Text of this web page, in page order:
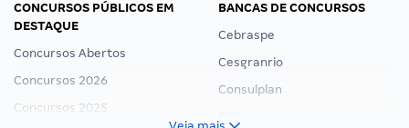
CONCURSOS PÚBLICOS EM
DESTAQUE
Concursos Abertos
Concursos 2026
Concursos 2025
BANCAS DE CONCURSOS
Cebraspe
Cesgranrio
Consulplan